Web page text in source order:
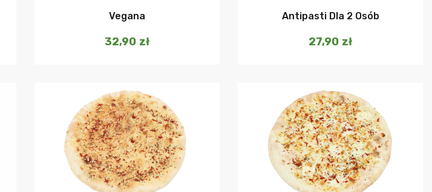
Vegana
32,90 zł
Antipasti Dla 2 Osób
27,90 zł
Dodaj do koszyka Dodaj do koszyka